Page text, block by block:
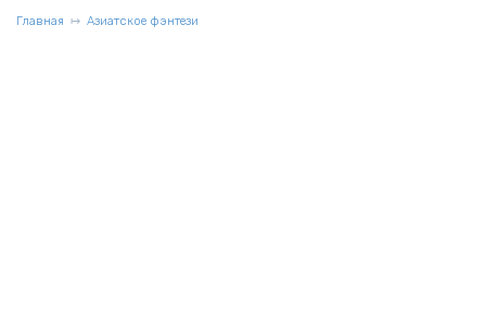
Главная Азиатское фэнтези